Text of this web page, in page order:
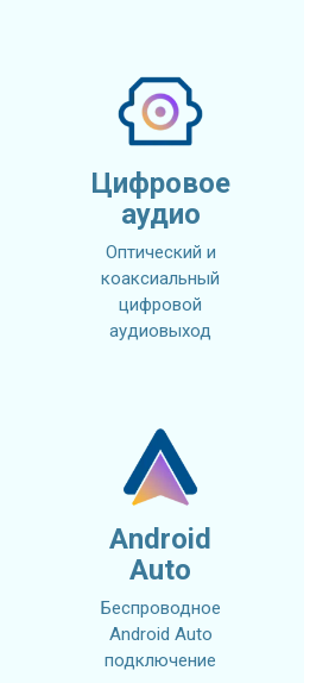
Цифровое
аудио
Оптический и
коаксиальный
цифровой
аудиовыход
Android
Auto
Беспроводное
Android Auto
подключение